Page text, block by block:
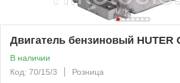
Двигатель бензиновый HUTER
В наличии
Код: 70/15/3
Розница